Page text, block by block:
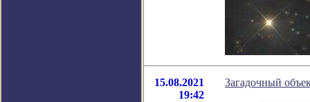
15.08.2021
19:42
Загадочный